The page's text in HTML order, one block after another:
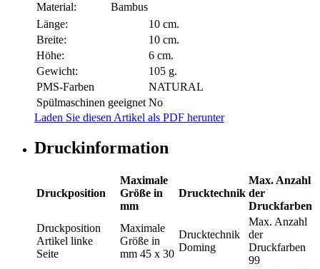
Material:
Bambus
Länge:
10 cm.
Breite:
10 cm.
Höhe:
6 cm.
Gewicht:
105 g.
PMS-Farben
NATURAL
Spülmaschinen geeignet No
Laden Sie diesen Artikel als PDF herunter
Druckinformation
Druckposition
Maximale
Größe in
mm
Drucktechnik
Max. Anzahl
der
Druckfarben
Druckposition
Artikel linke
Seite
Maximale
Größe in
mm 45 x 30
Drucktechnik
Doming
Max. Anzahl
der
Druckfarben
99